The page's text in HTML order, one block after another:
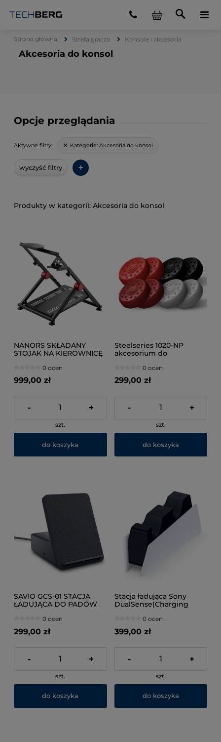
Strona główna Strefa gracza Konsole i akcesoria
Akcesoria do konsol
Opcje przeglądania
Aktywne filtry: Kategorie: Akcesoria do konsol
wyczyść filtry +
Akcesoria do konsol
NANORS SKŁADANY
STOJAK NA KIEROWNICĘ
0 ocen
999,00 zł
- +
szt.
do koszyka
Steelseries 1020-NP
akcesorium do
Nakładka na uchwyt
kciuka
0 ocen
299,00 zł
- +
szt.
do koszyka
SAVIO GCS-01 STACJA
ŁADUJĄCA DO PADÓW
0 ocen
299,00 zł
- +
szt.
do koszyka
Stacja ładująca Sony
DualSense(Charging
0 ocen
399,00 zł
- +
szt.
do koszyka